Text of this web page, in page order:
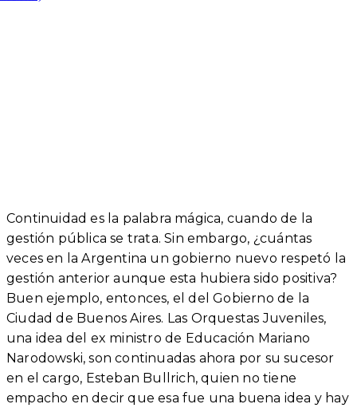
Continuidad es la palabra mágica, cuando de la
gestión pública se trata. Sin embargo, ¿cuántas
veces en la Argentina un gobierno nuevo respetó la
gestión anterior aunque esta hubiera sido positiva?
Buen ejemplo, entonces, el del Gobierno de la
Ciudad de Buenos Aires. Las Orquestas Juveniles,
una idea del ex ministro de Educación Mariano
Narodowski, son continuadas ahora por su sucesor
en el cargo, Esteban Bullrich, quien no tiene
empacho en decir que esa fue una buena idea y hay